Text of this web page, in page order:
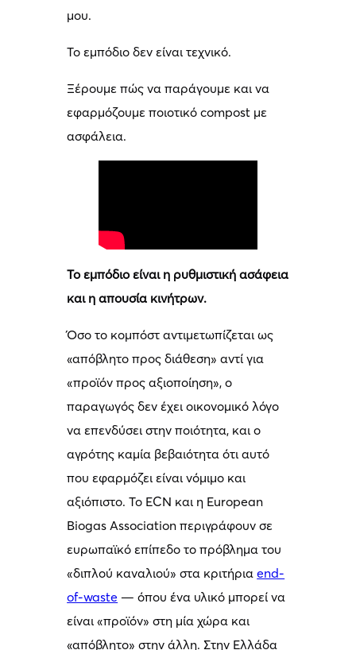
μου.
Το εμπόδιο δεν είναι τεχνικό.
Ξέρουμε πώς να παράγουμε και να
εφαρμόζουμε ποιοτικό compost με
ασφάλεια.
Το εμπόδιο είναι η ρυθμιστική ασάφεια
και η απουσία κινήτρων.
Όσο το κομπόστ αντιμετωπίζεται ως
«απόβλητο προς διάθεση» αντί για
«προϊόν προς αξιοποίηση», ο
παραγωγός δεν έχει οικονομικό λόγο
να επενδύσει στην ποιότητα, και ο
αγρότης καμία βεβαιότητα ότι αυτό
που εφαρμόζει είναι νόμιμο και
αξιόπιστο. Το ECN και η European
Biogas Association περιγράφουν σε
ευρωπαϊκό επίπεδο το πρόβλημα του
«διπλού καναλιού» στα κριτήριαend-
of-waste — όπου ένα υλικό μπορεί να
είναι «προϊόν» στη μία χώρα και
«απόβλητο» στην άλλη. Στην Ελλάδα